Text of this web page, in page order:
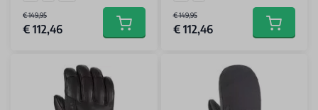
€ 149,95
€ 112,46 Add to cart
€ 149,95
€ 112,46 Add to